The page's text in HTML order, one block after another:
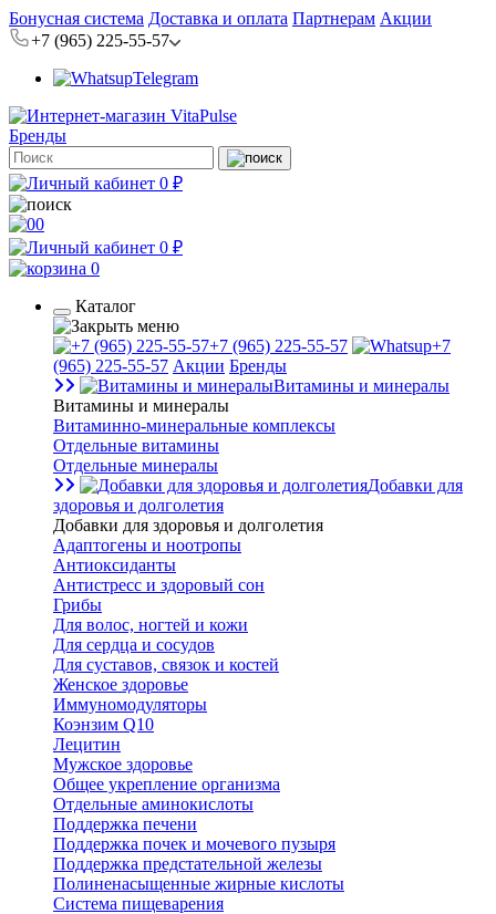
Бонусная система Доставка и оплата Партнерам Акции
+7 (965) 225-55-57
Telegram
Бренды
0 ₽
0
0 ₽
0
Каталог
+7 (965) 225-55-57
+7
(965) 225-55-57 Акции Бренды
Витамины и минералы
Витамины и минералы
Витаминно-минеральные комплексы
Отдельные витамины
Отдельные минералы
Добавки для
здоровья и долголетия
Добавки для здоровья и долголетия
Адаптогены и ноотропы
Антиоксиданты
Антистресс и здоровый сон
Грибы
Для волос, ногтей и кожи
Для сердца и сосудов
Для суставов, связок и костей
Женское здоровье
Иммуномодуляторы
Коэнзим Q10
Лецитин
Мужское здоровье
Общее укрепление организма
Отдельные аминокислоты
Поддержка печени
Поддержка почек и мочевого пузыря
Поддержка предстательной железы
Полиненасыщенные жирные кислоты
Система пищеварения